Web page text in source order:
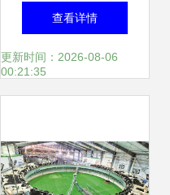
奶——小兴安岭牧
业的匠心与自然馈
查看详情
更新时间：2026-08-06
00:21:35